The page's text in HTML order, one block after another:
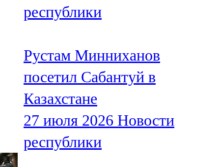
республики
Рустам Минниханов
посетил Сабантуй в
Казахстане
27 июля 2026 Новости
республики